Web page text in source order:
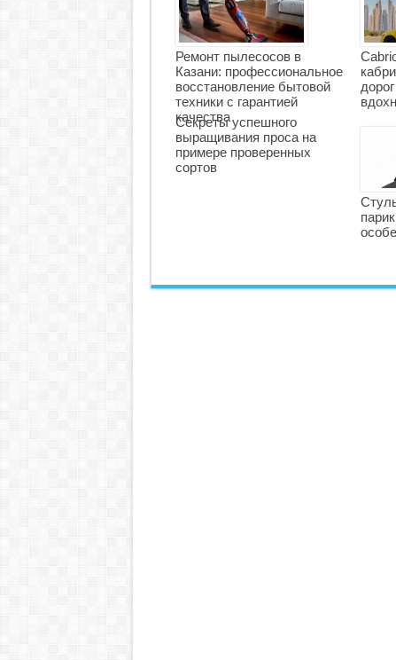
Ремонт пылесосов в
Казани: профессиональное
восстановление бытовой
техники с гарантией
качества
Секреты успешного
выращивания проса на
примере проверенных
сортов